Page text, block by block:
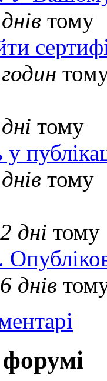
тому
тому
тому
дні тому
днів